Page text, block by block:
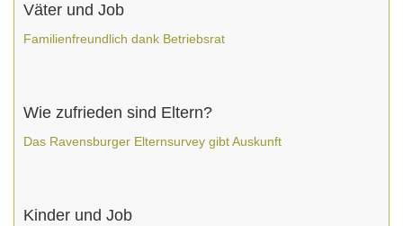
Väter und Job
Familienfreundlich dank Betriebsrat
Wie zufrieden sind Eltern?
Das Ravensburger Elternsurvey gibt Auskunft
Kinder und Job